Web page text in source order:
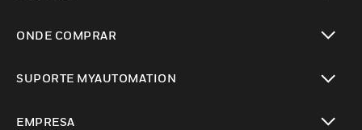
ONDE COMPRAR
SUPORTE MYAUTOMATION
EMPRESA